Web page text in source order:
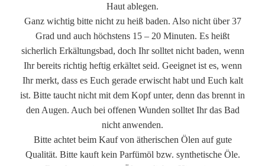
Haut ablegen.
Ganz wichtig bitte nicht zu heiß baden. Also nicht über 37
Grad und auch höchstens 15 – 20 Minuten. Es heißt
sicherlich Erkältungsbad, doch Ihr solltet nicht baden, wenn
Ihr bereits richtig heftig erkältet seid. Geeignet ist es, wenn
Ihr merkt, dass es Euch gerade erwischt habt und Euch kalt
ist. Bitte taucht nicht mit dem Kopf unter, denn das brennt in
den Augen. Auch bei offenen Wunden solltet Ihr das Bad
nicht anwenden.
Bitte achtet beim Kauf von ätherischen Ölen auf gute
Qualität. Bitte kauft kein Parfümöl bzw. synthetische Öle.